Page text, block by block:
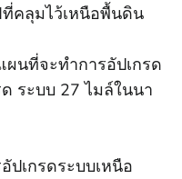
คลุมไว้เหนือพื้นดิน
ผนที่จะทําการอัปเกรด
ระบบ 27 ไมล์ในนา
ปเกรดระบบเหนือ